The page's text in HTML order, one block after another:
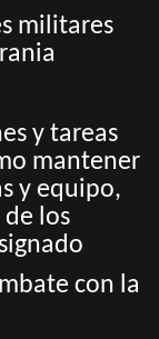
militares
y tareas
mantener
y equipo,
los
con la